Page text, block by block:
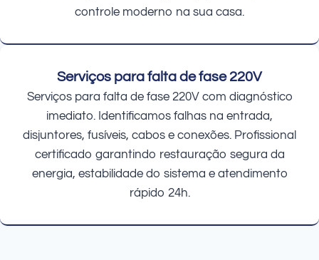
controle moderno na sua casa.
Serviços para falta de fase 220V
Serviços para falta de fase 220V com diagnóstico
imediato. Identificamos falhas na entrada,
disjuntores, fusíveis, cabos e conexões. Profissional
certificado garantindo restauração segura da
energia, estabilidade do sistema e atendimento
rápido 24h.